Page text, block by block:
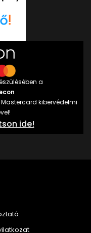
a
kibervédelmi
ide!